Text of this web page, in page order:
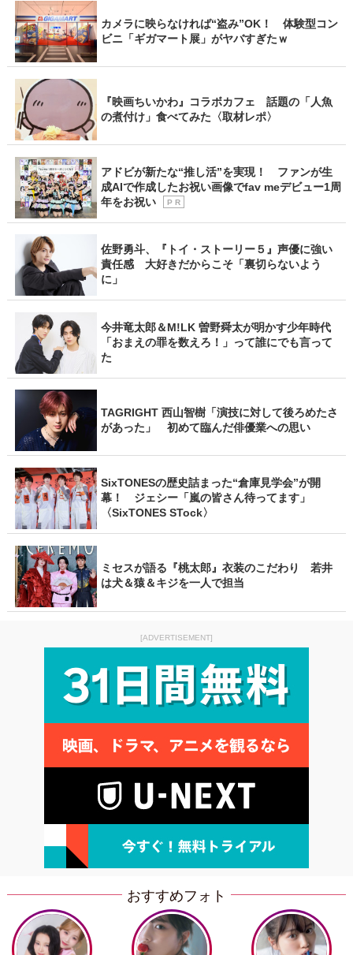
カメラに映らなければ“盗み”OK！ 体験型コン
ビニ「ギガマート展」がヤバすぎたｗ
『映画ちいかわ』コラボカフェ 話題の「人魚
の煮付け」食べてみた〈取材レポ〉
アドビが新たな“推し活”を実現！ ファンが生
成AIで作成したお祝い画像でfav meデビュー1周
年をお祝い
P R
佐野勇斗、『トイ・ストーリー５』声優に強い
責任感 大好きだからこそ「裏切らないよう
に」
今井竜太郎＆M!LK 曽野舜太が明かす少年時代
「おまえの罪を数えろ！」って誰にでも言って
た
TAGRIGHT 西山智樹「演技に対して後ろめたさ
があった」 初めて臨んだ俳優業への思い
SixTONESの歴史詰まった“倉庫見学会”が開
幕！ ジェシー「嵐の皆さん待ってます」
〈SixTONES STock〉
ミセスが語る『桃太郎』衣装のこだわり 若井
は犬＆猿＆キジを一人で担当
[ADVERTISEMENT]
おすすめフォト